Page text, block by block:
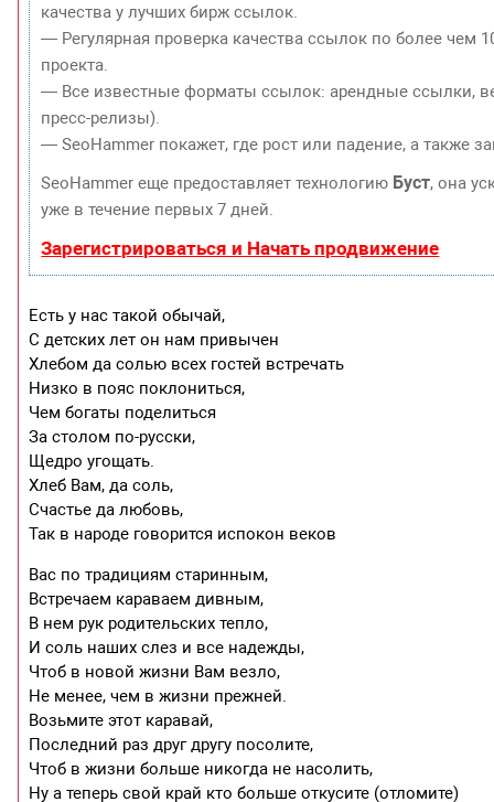
качества у лучших бирж ссылок.
— Регулярная проверка качества ссылок по более чем
проекта.
— Все известные форматы ссылок: арендные ссылки,
пресс-релизы).
— SeoHammer покажет, где рост или падение, а также
SeoHammer еще предоставляет технологию Буст, она
уже в течение первых 7 дней.
Зарегистрироваться и Начать продвижение
Есть у нас такой обычай,
С детских лет он нам привычен
Хлебом да солью всех гостей встречать
Низко в пояс поклониться,
Чем богаты поделиться
За столом по-русски,
Щедро угощать.
Хлеб Вам, да соль,
Счастье да любовь,
Так в народе говорится испокон веков
Вас по традициям старинным,
Встречаем караваем дивным,
В нем рук родительских тепло,
И соль наших слез и все надежды,
Чтоб в новой жизни Вам везло,
Не менее, чем в жизни прежней.
Возьмите этот каравай,
Последний раз друг другу посолите,
Чтоб в жизни больше никогда не насолить,
Ну а теперь свой край кто больше откусите (отломите)